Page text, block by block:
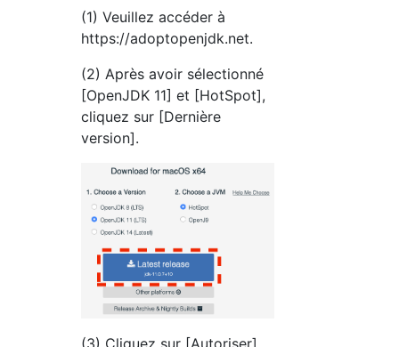
(1) Veuillez accéder à
https://adoptopenjdk.net.
(2) Après avoir sélectionné
[OpenJDK 11] et [HotSpot],
cliquez sur [Dernière
version].
(3) Cliquez sur [Autoriser].